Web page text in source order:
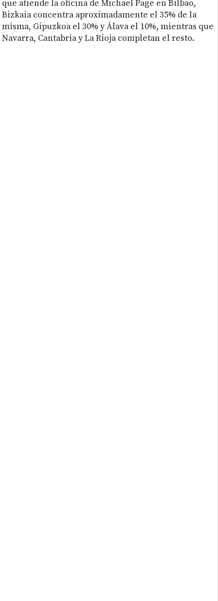
que atiende la oficina de Michael Page en Bilbao,
Bizkaia concentra aproximadamente el 35% de la
misma, Gipuzkoa el 30% y Álava el 10%, mientras que
Navarra, Cantabria y La Rioja completan el resto.